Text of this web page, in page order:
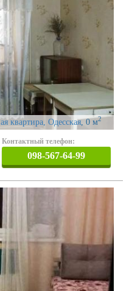
квартира, Одесская, 0 м2
Контактный телефон:
098-567-64-99